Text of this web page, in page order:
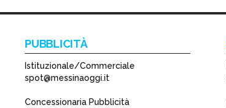
PUBBLICITÀ
Istituzionale/Commerciale
spot@messinaoggi.it
Concessionaria Pubblicità